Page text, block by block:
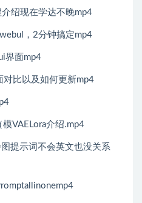
绍现在学达不晚mp4
，2分钟搞定mp4
界面mp4
比以及如何更新mp4
VAELora介绍.mp4
提示词不会英文也没关系